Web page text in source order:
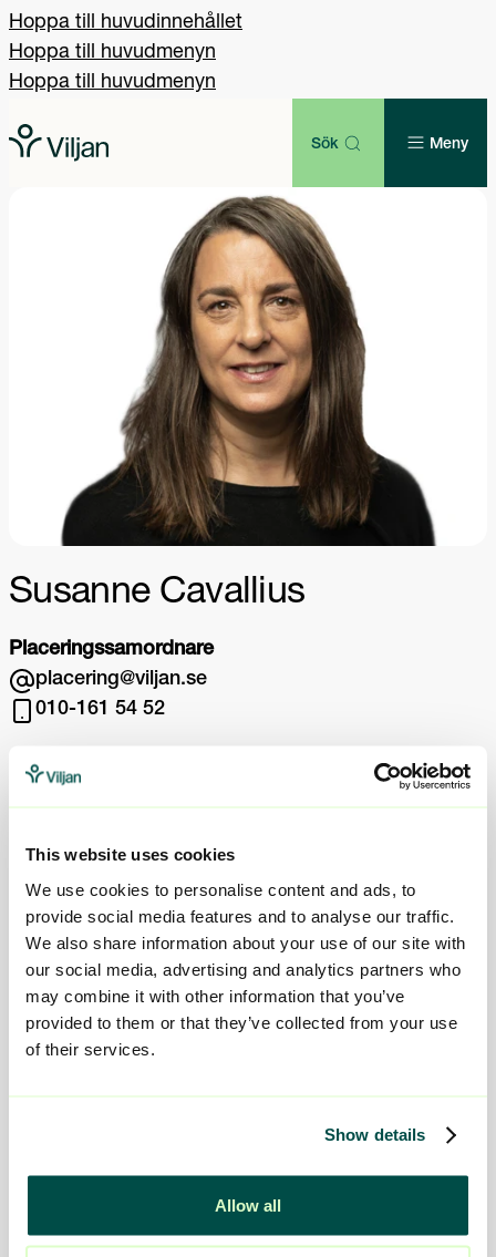
This website uses cookies
We use cookies to personalise content and ads, to
provide social media features and to analyse our traffic.
We also share information about your use of our site with
our social media, advertising and analytics partners who
may combine it with other information that you’ve
provided to them or that they’ve collected from your use
of their services.
Show details
Allow all
Hoppa till huvudinnehållet
Hoppa till huvudmenyn
Hoppa till huvudmenyn
Sök Meny
Susanne Cavallius
Placeringssamordnare
placering@viljan.se
010-161 54 52
Kontakta oss
Telefon:010-161 54 52
E-mail:kontakt@viljan.se
HVB - Barn och unga